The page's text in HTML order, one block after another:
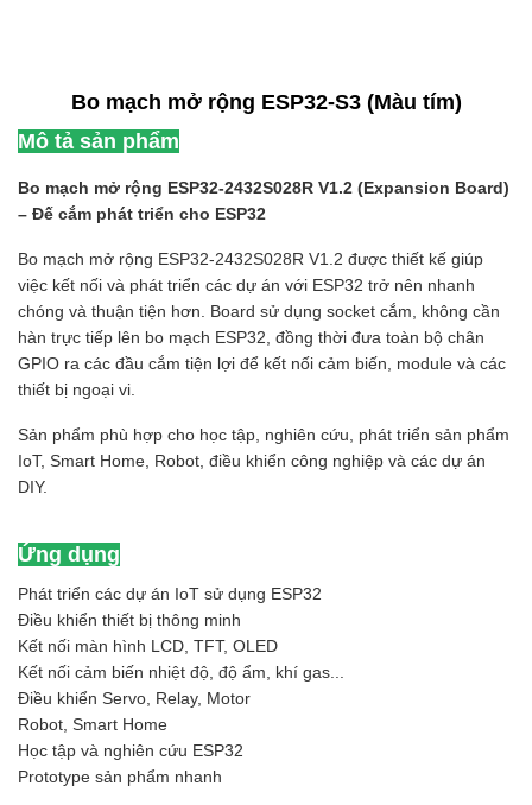
Bo mạch mở rộng ESP32-S3 (Màu tím)
Mô tả sản phẩm
Bo mạch mở rộng ESP32-2432S028R V1.2 (Expansion Board)
– Đế cắm phát triển cho ESP32
Bo mạch mở rộng ESP32-2432S028R V1.2 được thiết kế giúp
việc kết nối và phát triển các dự án với ESP32 trở nên nhanh
chóng và thuận tiện hơn. Board sử dụng socket cắm, không cần
hàn trực tiếp lên bo mạch ESP32, đồng thời đưa toàn bộ chân
GPIO ra các đầu cắm tiện lợi để kết nối cảm biến, module và các
thiết bị ngoại vi.
Sản phẩm phù hợp cho học tập, nghiên cứu, phát triển sản phẩm
IoT, Smart Home, Robot, điều khiển công nghiệp và các dự án
DIY.
Ứng dụng
Phát triển các dự án IoT sử dụng ESP32
Điều khiển thiết bị thông minh
Kết nối màn hình LCD, TFT, OLED
Kết nối cảm biến nhiệt độ, độ ẩm, khí gas...
Điều khiển Servo, Relay, Motor
Robot, Smart Home
Học tập và nghiên cứu ESP32
Prototype sản phẩm nhanh